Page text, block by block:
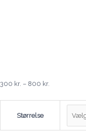
300 kr. – 800 kr.
Størrelse